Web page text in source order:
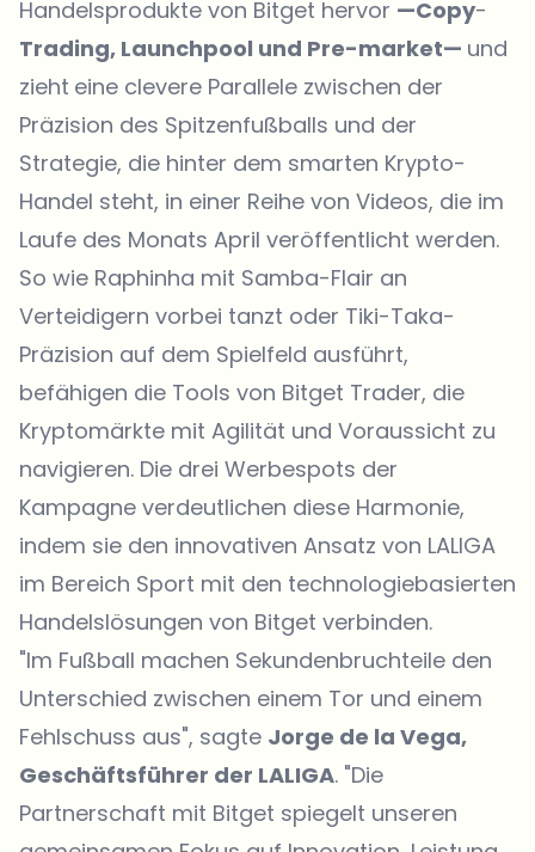
Handelsprodukte von Bitget hervor —Copy-
Trading, Launchpool und Pre-market— und
zieht eine clevere Parallele zwischen der
Präzision des Spitzenfußballs und der
Strategie, die hinter dem smarten Krypto-
Handel steht, in einer Reihe von Videos, die im
Laufe des Monats April veröffentlicht werden.
So wie Raphinha mit Samba-Flair an
Verteidigern vorbei tanzt oder Tiki-Taka-
Präzision auf dem Spielfeld ausführt,
befähigen die Tools von Bitget Trader, die
Kryptomärkte mit Agilität und Voraussicht zu
navigieren. Die drei Werbespots der
Kampagne verdeutlichen diese Harmonie,
indem sie den innovativen Ansatz von LALIGA
im Bereich Sport mit den technologiebasierten
Handelslösungen von Bitget verbinden.
"Im Fußball machen Sekundenbruchteile den
Unterschied zwischen einem Tor und einem
Fehlschuss aus", sagte Jorge de la Vega,
Geschäftsführer der LALIGA. "Die
Partnerschaft mit Bitget spiegelt unseren